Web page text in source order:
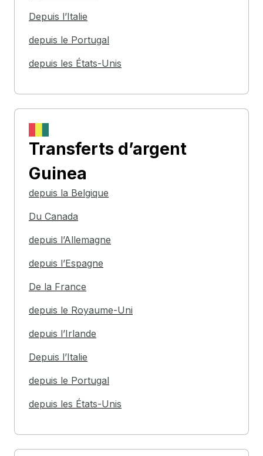
Depuis l’Italie
depuis le Portugal
depuis les États-Unis
Transferts d’argent
Guinea
depuis la Belgique
Du Canada
depuis l’Allemagne
depuis l’Espagne
De la France
depuis le Royaume-Uni
depuis l’Irlande
Depuis l’Italie
depuis le Portugal
depuis les États-Unis